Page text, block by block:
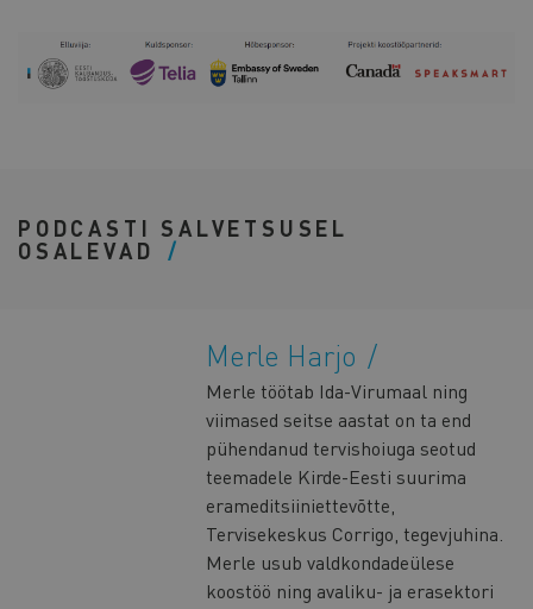
PODCASTI SALVETSUSEL
OSALEVAD
Merle Harjo
Merle töötab Ida-Virumaal ning
viimased seitse aastat on ta end
pühendanud tervishoiuga seotud
teemadele Kirde-Eesti suurima
erameditsiiniettevõtte,
Tervisekeskus Corrigo, tegevjuhina.
Merle usub valdkondadeülese
koostöö ning avaliku- ja erasektori